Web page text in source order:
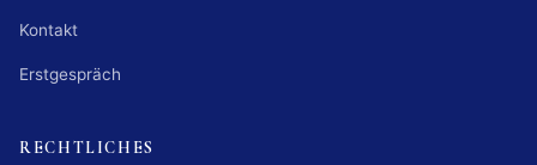
Kontakt
Erstgespräch
RECHTLICHES